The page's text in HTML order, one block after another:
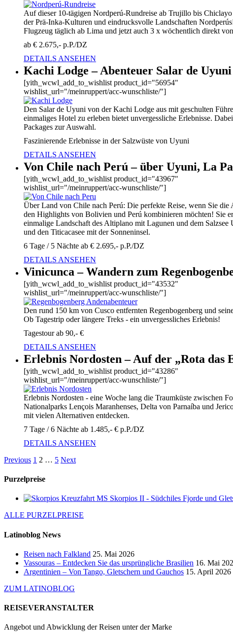
Auf dieser 10-tägigen Nordperú-Rundreise ab Trujillo bis Chiclayo
der Prä-Inka-Kulturen und eindrucksvolle Landschaften
Flugzeug täglich ab Lima und jetzt auch 3 x wöchentlich direkt
ab € 2.675,- p.P./DZ
DETAILS ANSEHEN
Kachi Lodge – Abenteuer Salar de
[yith_wcwl_add_to_wishlist product_id="56954"
wishlist_url="/meinruppert/acc-wunschliste/"]
Den Salar de Uyuni von der Kachi Lodge aus mit geschulten
einmaliges Hotel zu erleben bietet unvergessliche Erlebnisse.
Packages zur Auswahl.
Faszinierende Erlebnisse in der Salzwüste von Uyuni
DETAILS ANSEHEN
Von Chile nach Perú – über Uyuni, La
[yith_wcwl_add_to_wishlist product_id="43967"
wishlist_url="/meinruppert/acc-wunschliste/"]
Über Land von Chile nach Perú: Die perfekte Reise, wenn Sie die
den Highlights von Bolivien und Perú kombinieren möchten! Sie
einmalige Landschaft des Altiplano mit Lagunen und dem
und den Titicacasee mit der Sonneninsel.
6 Tage / 5 Nächte ab € 2.695,- p.P./DZ
DETAILS ANSEHEN
Vinicunca – Wandern zum
[yith_wcwl_add_to_wishlist product_id="43532"
wishlist_url="/meinruppert/acc-wunschliste/"]
Den rund 150 km von Cusco entfernten Regenbogenberg und
Ob Tagestrip oder längere Treks - ein unvergessliches Erlebnis!
Tagestour ab 90,- €
DETAILS ANSEHEN
Erlebnis Nordosten – Auf der „Rota das
[yith_wcwl_add_to_wishlist product_id="43286"
wishlist_url="/meinruppert/acc-wunschliste/"]
Erlebnis Nordosten - eine Woche lang die Traumküste zwischen
Nationalparks Lençois Maranhenses, Delta von Parnaíba und
mit vielen Alternativen entdecken.
7 Tage / 6 Nächte ab 1.485,- € p.P./DZ
DETAILS ANSEHEN
Previous 1 2 … 5 Next
Purzelpreise
Kreuzfahrt MS Skorpios II - Südchiles Fjorde und
ALLE PURZELPREISE
Latinoblog News
Reisen nach Falkland 25. Mai 2026
Vassouras – Entdecken Sie das ursprüngliche Brasilien 16. Mai
Argentinien – Von Tango, Gletschern und Gauchos 15. April 2026
ZUM LATINOBLOG
REISEVERANSTALTER
Angebot und Abwicklung der Reisen unter der Marke